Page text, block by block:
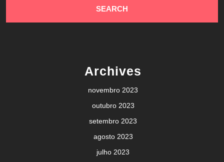
Archives
novembro 2023
outubro 2023
setembro 2023
agosto 2023
julho 2023